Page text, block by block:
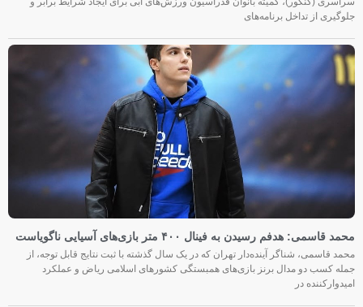
جلوگیری از تداخل برنامه‌های
محمد قاسمی: هدفم رسیدن به فینال ۴۰۰ متر بازی‌های آسیایی ناگویاست
محمد قاسمی، شناگر آینده‌دار تهران که در یک سال گذشته با ثبت نتایج قابل توجه، از
جمله کسب دو مدال برنز بازی‌های همبستگی کشورهای اسلامی ریاض و عملکرد
امیدوارکننده در